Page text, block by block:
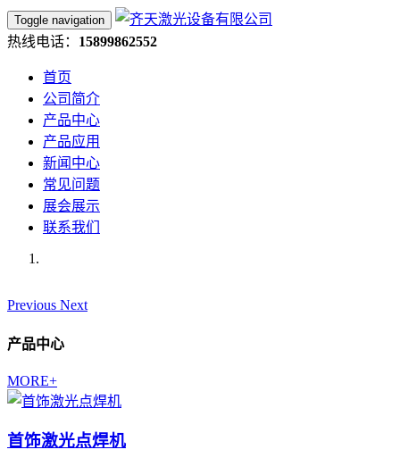
Toggle navigation
热线电话： 15899862552
首页
公司简介
产品中心
产品应用
新闻中心
常见问题
展会展示
联系我们
Previous Next
产品中心
MORE+
首饰激光点焊机